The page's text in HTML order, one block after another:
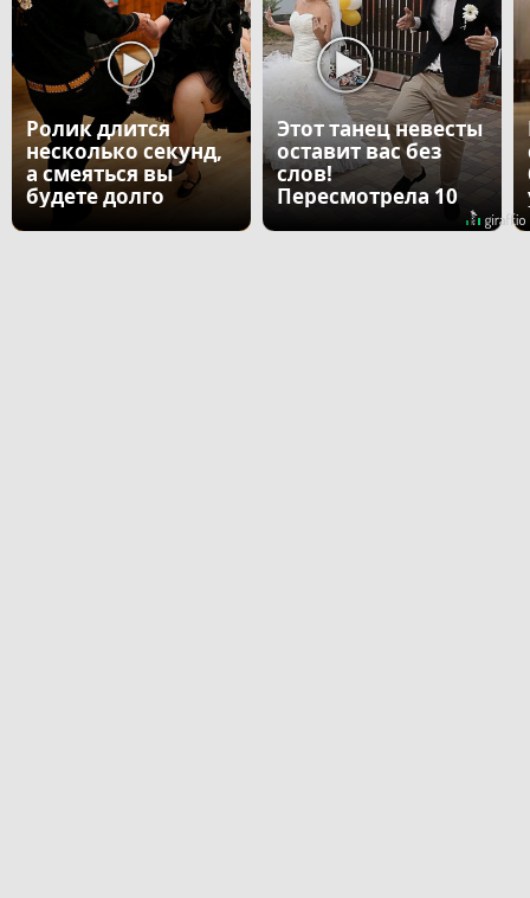
Ролик длится
несколько секунд,
а смеяться вы
будете долго
Этот танец невесты
оставит вас без
слов!
Пересмотрела 10